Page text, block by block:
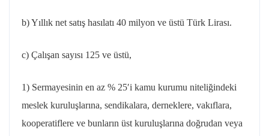
b) Yıllık net satış hasılatı 40 milyon ve üstü Türk Lirası.
c) Çalışan sayısı 125 ve üstü,
1) Sermayesinin en az % 25′i kamu kurumu niteliğindeki
meslek kuruluşlarına, sendikalara, derneklere, vakıflara,
kooperatiflere ve bunların üst kuruluşlarına doğrudan veya